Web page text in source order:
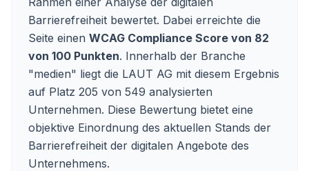
Barrierefreiheit bewertet. Dabei erreichte die
Seite einen WCAG Compliance Score von 82
von 100 Punkten. Innerhalb der Branche
"medien" liegt die LAUT AG mit diesem Ergebnis
auf Platz 205 von 549 analysierten
Unternehmen. Diese Bewertung bietet eine
objektive Einordnung des aktuellen Stands der
Barrierefreiheit der digitalen Angebote des
Unternehmens.